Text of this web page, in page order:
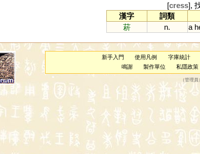
[cress],
漢字
詞類
菥
n. a
新手入門 使用凡例 字庫統計
鳴謝
製作單位 私隱政策
（管理員 ）